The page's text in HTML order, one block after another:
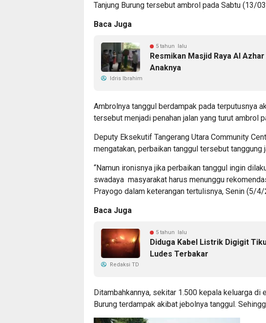
Tanjung Burung tersebut ambrol pada Sabtu (13/
Baca Juga
5 tahun lalu
Resmikan Masjid Raya Al
Anaknya
Idris Ibrahim
Ambrolnya tanggul berdampak pada terputusnya
tersebut menjadi penahan jalan yang turut ambrol
Deputy Eksekutif Tangerang Utara Community
mengatakan, perbaikan tanggul tersebut tanggung
“Namun ironisnya jika perbaikan tanggul ingin
swadaya masyarakat harus menunggu
Prayogo dalam keterangan tertulisnya, Senin (5/4/
Baca Juga
5 tahun lalu
Diduga Kabel Listrik Digigit
Ludes Terbakar
Redaksi TD
Ditambahkannya, sekitar 1.500 kepala keluarga di
Burung terdampak akibat jebolnya tanggul.